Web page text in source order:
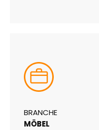
BRANCHE
MÖBEL